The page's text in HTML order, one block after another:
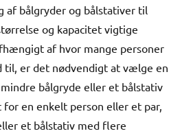
af bålgryder og bålstativer til
og kapacitet vigtige
af hvor mange personer
til, er det nødvendigt at vælge en
bålgryde eller et bålstativ
en enkelt person eller et par,
et bålstativ med flere